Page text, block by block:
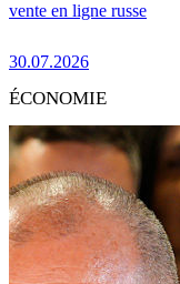
vente en ligne russe
30.07.2026
ÉCONOMIE